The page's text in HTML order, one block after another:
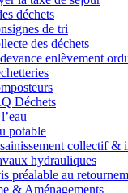
déchets
de tri
des déchets
enlèvement
Déchets
potable
collectif &
hydrauliques
préalable au
& Aménagements